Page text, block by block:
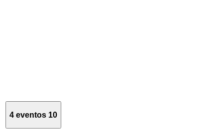
4 eventos 10